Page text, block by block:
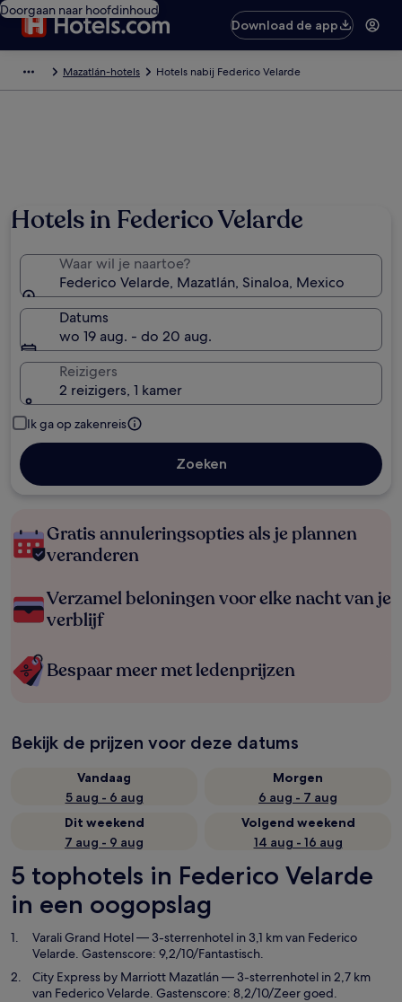
Doorgaan naar hoofdinhoud
Download de app
Mazatlán-hotels Hotels nabij Federico Velarde
Hotels in Federico Velarde
Waar wil je naartoe?
Federico Velarde, Mazatlán, Sinaloa, Mexico
Datums
wo 19 aug. - do 20 aug.
Reizigers
2 reizigers, 1 kamer
Ik ga op zakenreis
Zoeken
Gratis annuleringsopties als je plannen
veranderen
Verzamel beloningen voor elke nacht van je
verblijf
Bespaar meer met ledenprijzen
Bekijk de prijzen voor deze datums
Vandaag
5 aug - 6 aug
Morgen
6 aug - 7 aug
Dit weekend
7 aug - 9 aug
Volgend weekend
14 aug - 16 aug
5 tophotels in Federico Velarde
in een oogopslag
Varali Grand Hotel— 3-sterrenhotel in 3,1 km van Federico
Velarde. Gastenscore: 9,2/10/Fantastisch.
City Express by Marriott Mazatlán— 3-sterrenhotel in 2,7 km
van Federico Velarde. Gastenscore: 8,2/10/Zeer goed.